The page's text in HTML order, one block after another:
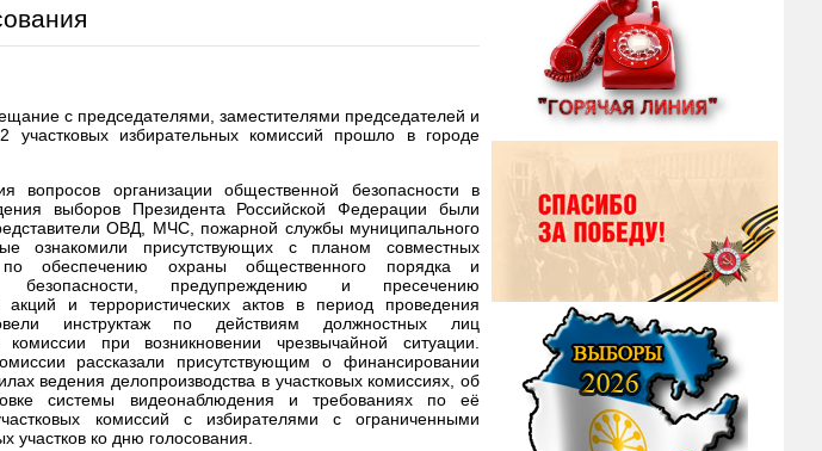
с председателями, заместителями председателей и
участковых избирательных комиссий прошло в городе
вопросов организации общественной безопасности в
выборов Президента Российской Федерации были
ОВД, МЧС, пожарной службы муниципального
ознакомили присутствующих с планом совместных
по обеспечению охраны общественного порядка и
безопасности, предупреждению и пресечению
акций и террористических актов в период проведения
инструктаж по действиям должностных лиц
комиссии при возникновении чрезвычайной ситуации.
рассказали присутствующим о финансировании
ведения делопроизводства в участковых комиссиях, об
системы видеонаблюдения и требованиях по её
комиссий с избирателями с ограниченными
участков ко дню голосования.